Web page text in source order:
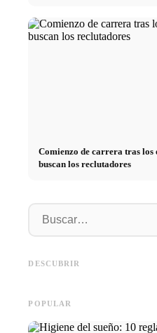
Comienzo de carrera tras los
buscan los reclutadores
DESCUBRIR
carrera
POPULAR